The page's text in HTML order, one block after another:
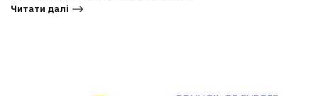
Читати далі